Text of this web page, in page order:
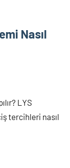
Nasıl
LYS
tercihleri nasıl